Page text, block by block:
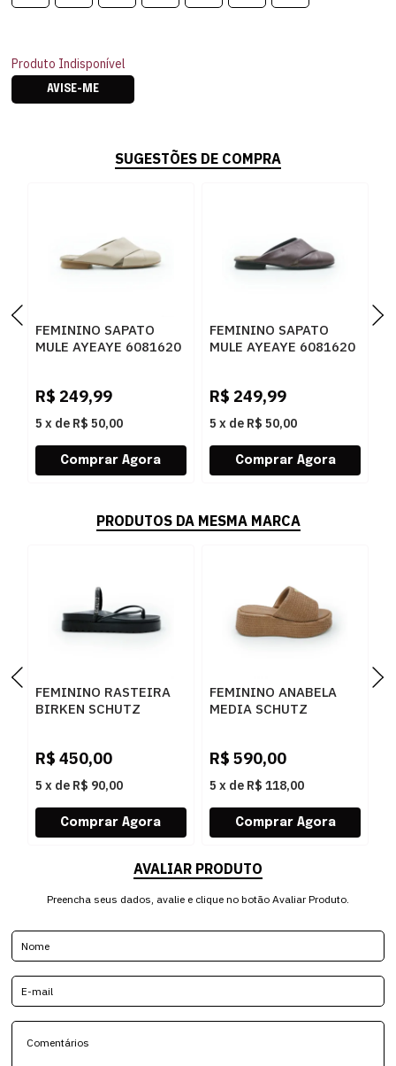
Produto Indisponível
AVISE-ME
SUGESTÕES DE COMPRA
FEMININO SAPATO
MULE AYEAYE 6081620
R$ 249,99
5 x de R$ 50,00
FEMININO SAPATO
MULE AYEAYE 6081620
R$ 249,99
5 x de R$ 50,00
PRODUTOS DA MESMA MARCA
FEMININO RASTEIRA
BIRKEN SCHUTZ
CRISTAL
R$ 450,00
5 x de R$ 90,00
FEMININO ANABELA
MEDIA SCHUTZ
R$ 590,00
5 x de R$ 118,00
AVALIAR PRODUTO
Preencha seus dados, avalie e clique no botão Avaliar Produto.